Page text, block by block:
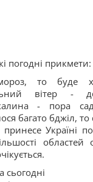
погодні прикмети:
то буде
вітер -
калина - пора
багато бджіл, то
Україні
областей
сьогодні